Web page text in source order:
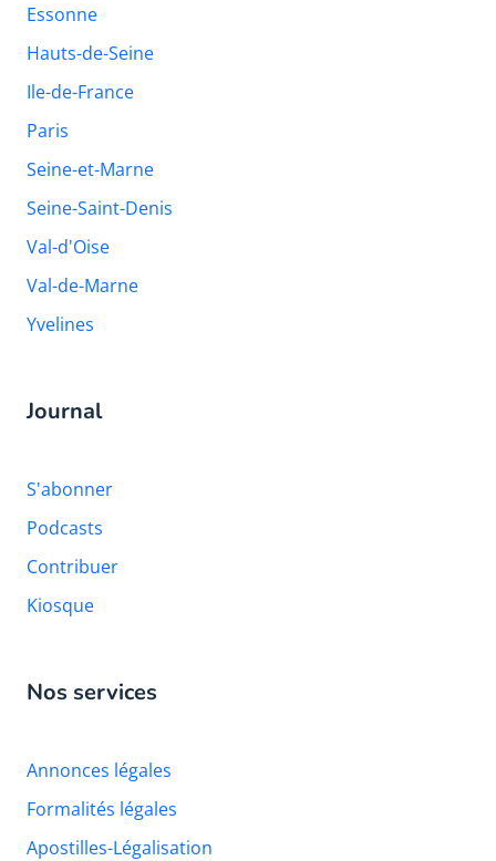
Essonne
Hauts-de-Seine
Ile-de-France
Paris
Seine-et-Marne
Seine-Saint-Denis
Val-d'Oise
Val-de-Marne
Yvelines
Journal
S'abonner
Podcasts
Contribuer
Kiosque
Nos services
Annonces légales
Formalités légales
Apostilles-Légalisation